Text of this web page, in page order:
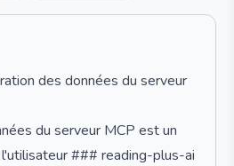
des données du serveur
du serveur MCP est un
### reading-plus-ai